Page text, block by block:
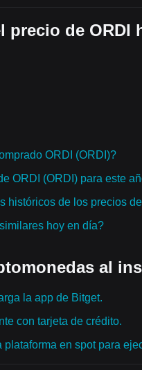
precio de ORDI
ORDI (ORDI)?
ORDI (ORDI) para este
históricos de los precios
hoy en día?
al
la app de Bitget.
con tarjeta de crédito.
en spot para